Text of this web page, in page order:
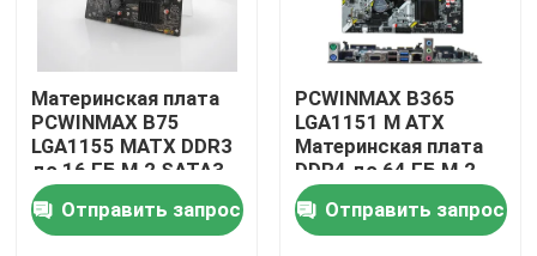
Материнская плата
PCWINMAX B75
LGA1155 MATX DDR3
до 16 ГБ M.2 SATA3
HD с портами VGA
Настольная плата
для офисных ПК и
Отправить запрос
PCWINMAX B365
LGA1151 M ATX
Материнская плата
DDR4 до 64 ГБ M.2
USB 3.0 Поддержка
8-го 9-го поколения
Процессоры OEM
Отправить запрос